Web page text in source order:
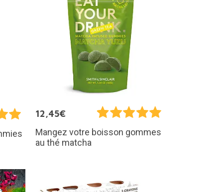
12,45€
Mangez votre boisson gommes
au thé matcha